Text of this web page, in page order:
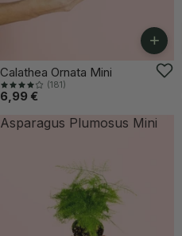
+
Calathea Ornata Mini
(181)
6,99 €
Asparagus Plumosus Mini